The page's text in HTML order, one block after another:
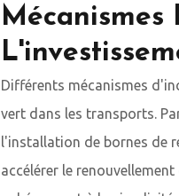
Mécanismes
Différents mécanismes
vert dans les transports.
l'installation de bornes de
accélérer le